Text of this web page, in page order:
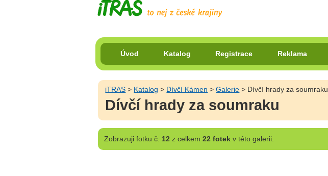
Úvod Katalog Registrace Reklama
iTRAS > Katalog > Dívčí Kámen >Galerie > Dívčí hrady za soumraku
Dívčí hrady za soumraku
Zobrazujifotku č. 12 z celkem 22 fotekv této galerii.